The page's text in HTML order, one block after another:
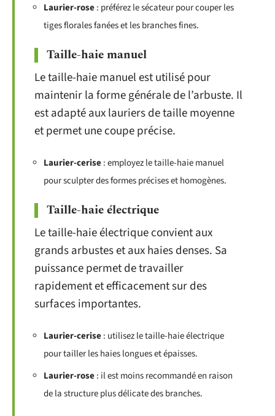
Laurier-rose: préférez le sécateur pour couper les
tiges florales fanées et les branches fines.
Taille-haie manuel
Le taille-haie manuel est utilisé pour
maintenir la forme générale de l’arbuste. Il
est adapté aux lauriers de taille moyenne
et permet une coupe précise.
Laurier-cerise: employez le taille-haie manuel
pour sculpter des formes précises et homogènes.
Taille-haie électrique
Le taille-haie électrique convient aux
grands arbustes et aux haies denses. Sa
puissance permet de travailler
rapidement et efficacement sur des
surfaces importantes.
Laurier-cerise: utilisez le taille-haie électrique
pour tailler les haies longues et épaisses.
Laurier-rose: il est moins recommandé en raison
de la structure plus délicate des branches.